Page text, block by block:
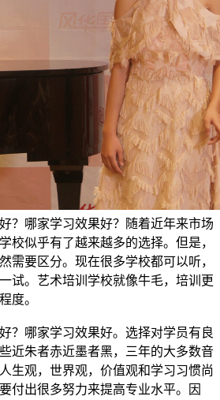
？哪家学习效果好？随着近年来市场
校似乎有了越来越多的选择。但是，
需要区分。现在很多学校都可以听，
试。艺术培训学校就像牛毛，培训更
度。
？哪家学习效果好。选择对学员有良
近朱者赤近墨者黑，三年的大多数音
生观，世界观，价值观和学习习惯尚
付出很多努力来提高专业水平。因